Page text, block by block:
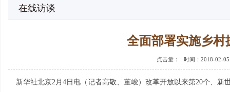
在线访谈
全面部署实施乡村
点击量： 时间：2018-02-
新华社北京2月4日电（记者高敬、董峻）改革开放以来第20个、新